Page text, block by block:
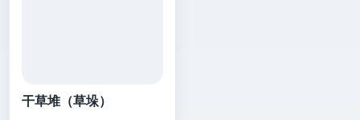
干草堆（草垛）